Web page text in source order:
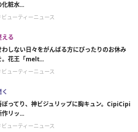
化粧水...
ビューティーニュース
える
わしない日々をがんばる方にぴったりのお休み
。花王「melt...
ビューティーニュース
ぽってり、神ビジュリップに胸キュン。CipiCipi
作リッ...
ビューティーニュース